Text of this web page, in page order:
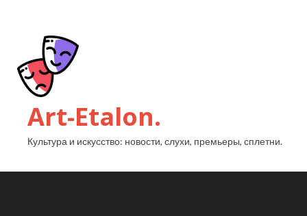
Art-Etalon.
Культура и искусство: новости, слухи, премьеры, сплетни.